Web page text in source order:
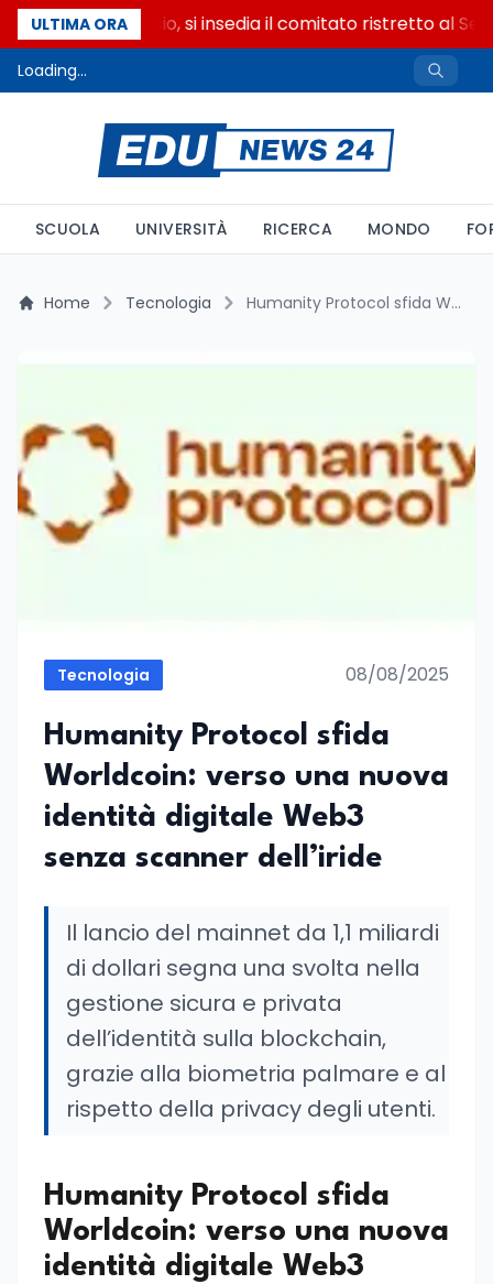
ULTIMA ORA
Riforma del calcio, si insedia il comitato ristretto al
Loading...
SCUOLA UNIVERSITÀ RICERCA MONDO
Home Tecnologia Humanity Protocol sfida Worldcoin: verso una nuova identità digitale Web3 senza scanner dell’iride
Tecnologia 08/08/2025
Humanity Protocol sfida
Worldcoin: verso una nuova
identità digitale Web3
senza scanner dell’iride
Il lancio del mainnet da 1,1 miliardi
di dollari segna una svolta nella
gestione sicura e privata
dell’identità sulla blockchain,
grazie alla biometria palmare e al
rispetto della privacy degli utenti.
Humanity Protocol sfida
Worldcoin: verso una nuova
identità digitale Web3